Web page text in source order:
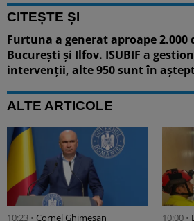
CITEȘTE ȘI
Furtuna a generat aproape 2.000
București și Ilfov. ISUBIF a
intervenții, alte 950 sunt în
ALTE ARTICOLE
10:23 • Cornel Ghimeșan 10:00 •